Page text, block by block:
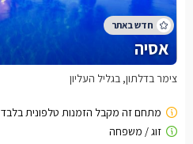
אסיה
צימר בדלתון, בגליל העליון